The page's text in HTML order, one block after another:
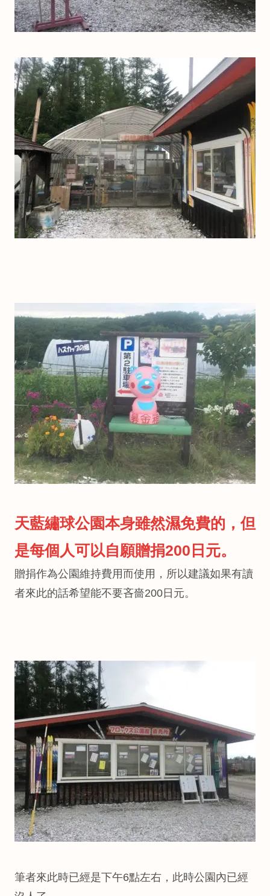
天藍繡球公園本身雖然濕免費的，但
是每個人可以自願贈捐200日元。
贈捐作為公園維持費用而使用，所以建議如果有讀
者來此的話希望能不要吝嗇200日元。
筆者來此時已經是下午6點左右，此時公園內已經